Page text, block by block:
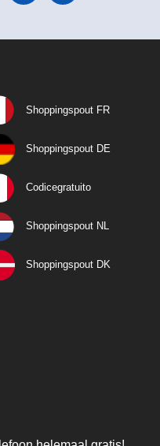
Shoppingspout FR
Shoppingspout DE
Codicegratuito
Shoppingspout NL
Shoppingspout DK